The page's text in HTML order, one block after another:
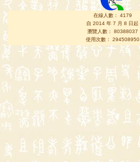
在線人數： 4179
自 2014 年 7 月 8 日起
瀏覽人數： 80388037
使用次數： 294508950